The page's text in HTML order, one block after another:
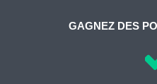
GAGNEZ DES